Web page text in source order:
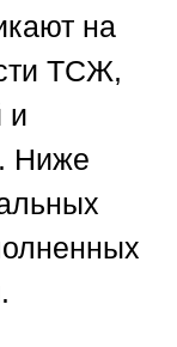
на
ТСЖ,
и
Ниже